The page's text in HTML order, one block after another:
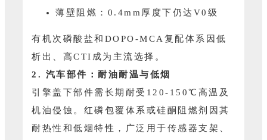
薄壁阻燃：0.4mm厚度下仍达V0级
有机次磷酸盐和DOPO-MCA复配体系因低
析出、高CTI成为主流选择。
2. 汽车部件：耐油耐温与低烟
引擎盖下部件需长期耐受120-150℃高温及
机油侵蚀。红磷包覆体系或硅酮阻燃剂因其
耐热性和低烟特性，广泛用于传感器支架、